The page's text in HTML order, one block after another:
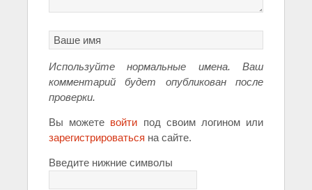
Используйте нормальные имена. Ваш
комментарий будет опубликован после
проверки.
Вы можете войти под своим логином или
зарегистрироваться на сайте.
Введите нижние символы